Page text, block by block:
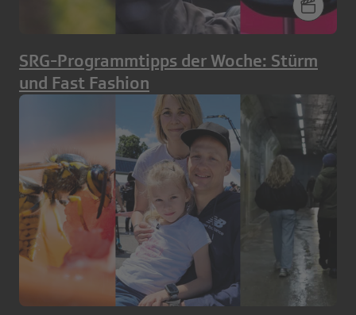
SRG-Programmtipps der Woche: Stürm
und Fast Fashion